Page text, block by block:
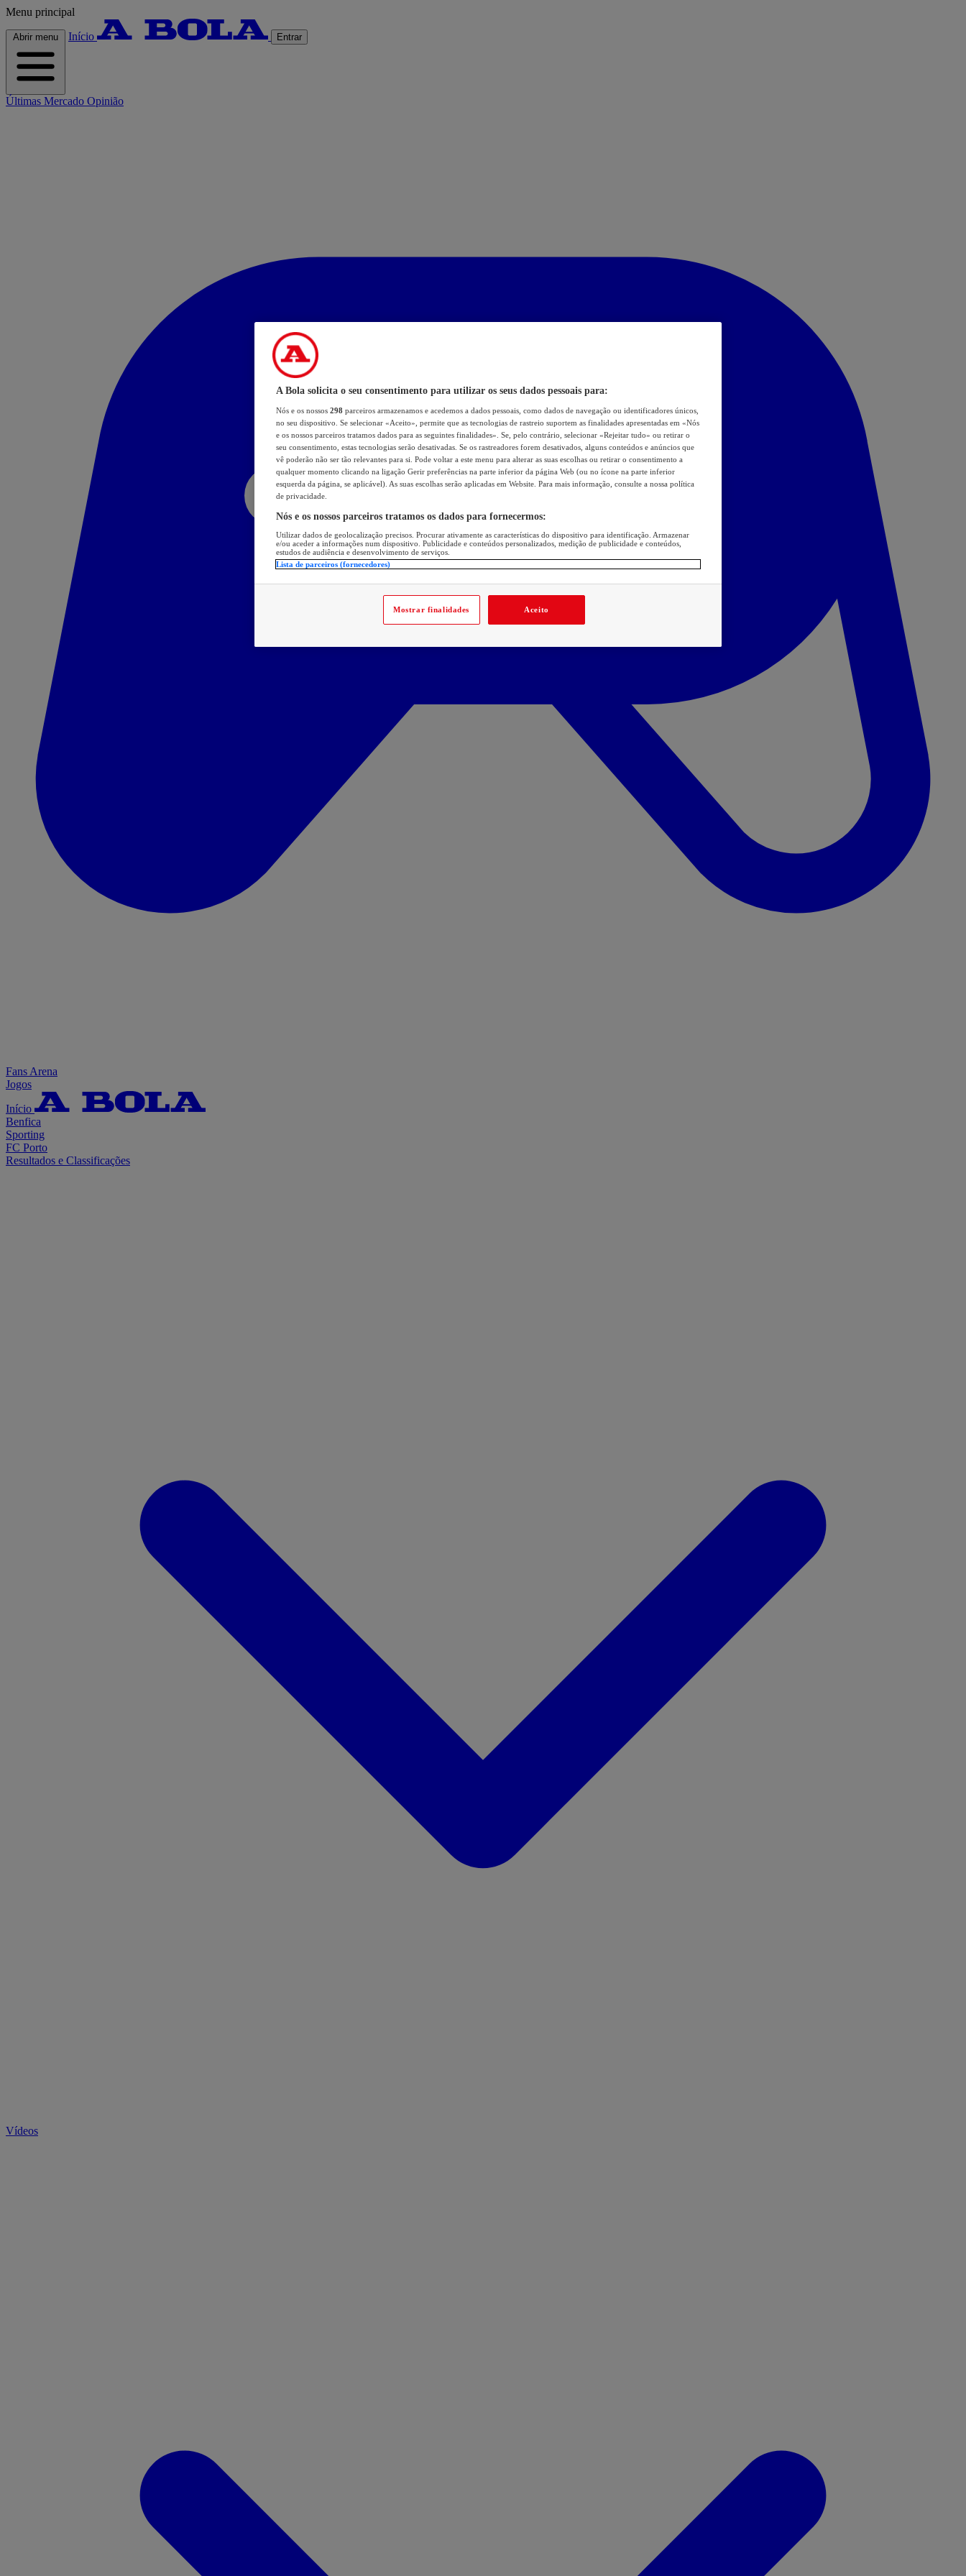
Menu principal
Abrir menu Início Entrar
Últimas Mercado Opinião
Fans Arena
Jogos
Início
Benfica
Sporting
FC Porto
Resultados e Classificações
Vídeos
A Bola solicita o seu consentimento para utilizar os seus dados pessoais para:
Nós e os nossos 298 parceiros armazenamos e acedemos a dados pessoais, como dados de navegação ou identificadores únicos,
no seu dispositivo. Se selecionar «Aceito», permite que as tecnologias de rastreio suportem as finalidades apresentadas em «Nós
e os nossos parceiros tratamos dados para as seguintes finalidades». Se, pelo contrário, selecionar «Rejeitar tudo» ou retirar o
seu consentimento, estas tecnologias serão desativadas. Se os rastreadores forem desativados, alguns conteúdos e anúncios que
vê poderão não ser tão relevantes para si. Pode voltar a este menu para alterar as suas escolhas ou retirar o consentimento a
qualquer momento clicando na ligação Gerir preferências na parte inferior da página Web (ou no ícone na parte inferior
esquerda da página, se aplicável). As suas escolhas serão aplicadas em Website. Para mais informação, consulte a nossa política
de privacidade.
Nós e os nossos parceiros tratamos os dados para fornecermos:
Utilizar dados de geolocalização precisos. Procurar ativamente as características do dispositivo para identificação. Armazenar
e/ou aceder a informações num dispositivo. Publicidade e conteúdos personalizados, medição de publicidade e conteúdos,
estudos de audiência e desenvolvimento de serviços.
Lista de parceiros (fornecedores)
Mostrar finalidades Aceito